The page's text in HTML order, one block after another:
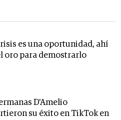
es una oportunidad, ahí
oro para demostrarlo
D'Amelio
su éxito en TikTok en